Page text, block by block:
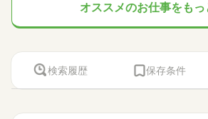
オススメのお仕事をもっ
検索履歴 保存条件